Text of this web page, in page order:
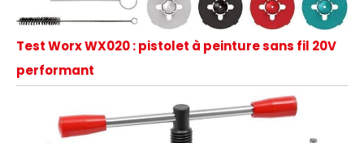
Test Worx WX020 : pistolet à peinture sans fil 20V
performant